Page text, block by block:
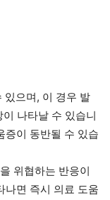
있으며, 이 경우 발
나타날 수 있습니
증이 동반될 수 있습
위협하는 반응이
나면 즉시 의료 도움